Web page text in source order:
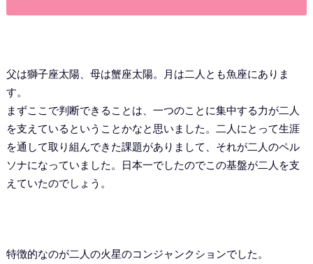
父は獅子座太陽、母は蟹座太陽。月は二人とも魚座にありま
す。
まずここで判断できることは、一つのことに集中する力が二人
を支えているということかなと思いました。二人にとって生涯
を通して取り組んできた課題がありまして、それが二人のペル
ソナになっていました。日本一でしたのでこの基盤が二人を支
えていたのでしょう。
特徴的なのが二人の火星のコンジャンクションでした。